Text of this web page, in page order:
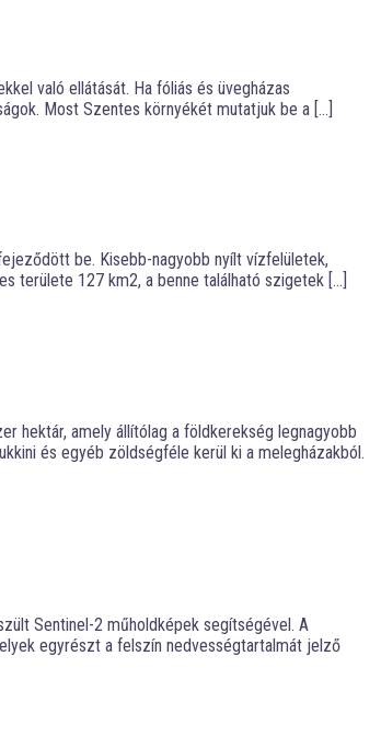
való ellátását. Ha fóliás és üvegházas
Most Szentes környékét mutatjuk be a […]
be. Kisebb-nagyobb nyílt vízfelületek,
területe 127 km2, a benne található szigetek […]
hektár, amely állítólag a földkerekség legnagyobb
és egyéb zöldségféle kerül ki a melegházakból.
Sentinel-2 műholdképek segítségével. A
egyrészt a felszín nedvességtartalmát jelző